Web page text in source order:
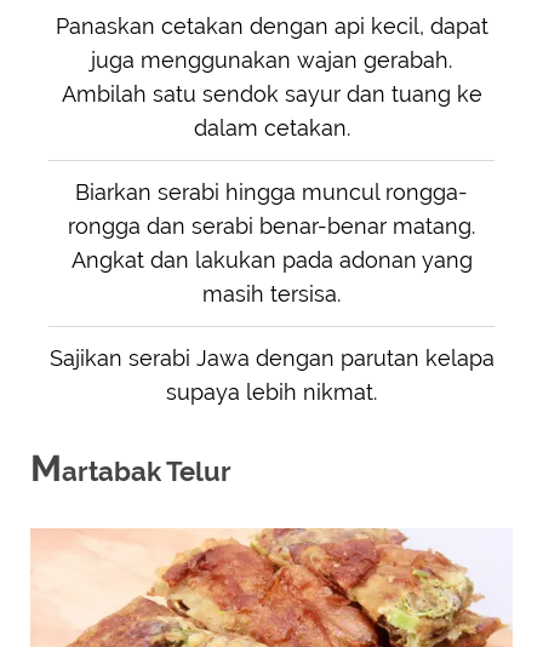
Panaskan cetakan dengan api kecil, dapat
juga menggunakan wajan gerabah.
Ambilah satu sendok sayur dan tuang ke
dalam cetakan.
Biarkan serabi hingga muncul rongga-
rongga dan serabi benar-benar matang.
Angkat dan lakukan pada adonan yang
masih tersisa.
Sajikan serabi Jawa dengan parutan kelapa
supaya lebih nikmat.
Martabak Telur